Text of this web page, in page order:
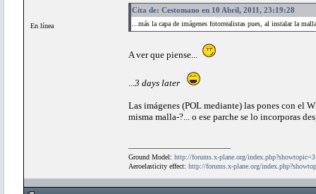
En línea
Cita de: Cestomano en 10 Abril, 2011, 23:19:28
...más la capa de imágenes fotorrealistas pues, al instalar la
A ver que piense...
3 days later
Las imágenes (POL mediante) las pones con el
misma malla-?... o ese parche se lo incorporas
Ground Model: http://forums.x-plane.org/
Aeroelasticity effect: http://forums.x-plane.org/